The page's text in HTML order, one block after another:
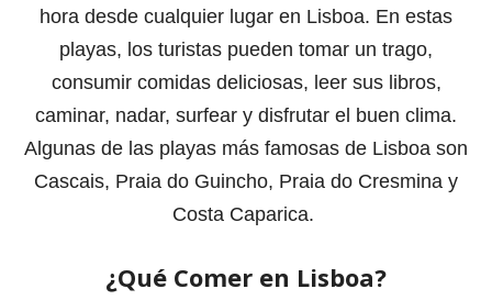
hora desde cualquier lugar en Lisboa. En estas
playas, los turistas pueden tomar un trago,
consumir comidas deliciosas, leer sus libros,
caminar, nadar, surfear y disfrutar el buen clima.
Algunas de las playas más famosas de Lisboa son
Cascais, Praia do Guincho, Praia do Cresmina y
Costa Caparica.
¿Qué Comer en Lisboa?